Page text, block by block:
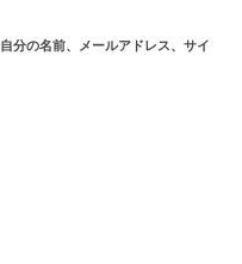
分の名前、メールアドレス、サイ